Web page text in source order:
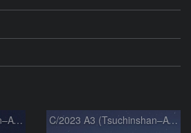
C/2023 A3 (Tsuchinshan–ATLAS) C/2023 A3 (Tsuchinshan–ATLAS)